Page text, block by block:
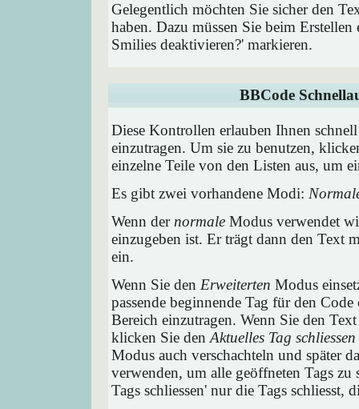
Gelegentlich möchten Sie sicher den
haben. Dazu müssen Sie beim
Smilies deaktivieren?' markieren.
BBCode
Diese Kontrollen erlauben Ihnen
einzutragen. Um sie zu benutzen,
einzelne Teile von den Listen aus, um
Es gibt zwei vorhandene Modi:
Wenn der normale Modus verwendet
einzugeben ist. Er trägt dann den Text
ein.
Wenn Sie den Erweiterten Modus
passende beginnende Tag für den
Bereich einzutragen. Wenn Sie den
klicken Sie den Aktuelles Tag schliessen
Modus auch verschachteln und später
verwenden, um alle geöffneten Tags
Tags schliessen' nur die Tags